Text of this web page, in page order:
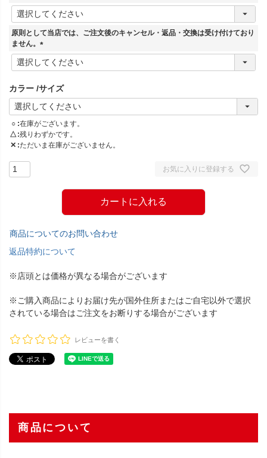
(
須
原則として当店では、ご注文後のキャンセル・返品・交換は受け付けており
ません。
(
必
)
カラー サイズ
○ 在庫がございます。
△ 残りわずかです。
✕ ただいま在庫がございません。
お気に入りに登録する
カートに入れる
商品についてのお問い合わせ
返品特約について
※店頭とは価格が異なる場合がございます
※ご購入商品によりお届け先が国外住所またはご自宅以外で選択
されている場合はご注文をお断りする場合がございます
レビューを書く
商品について